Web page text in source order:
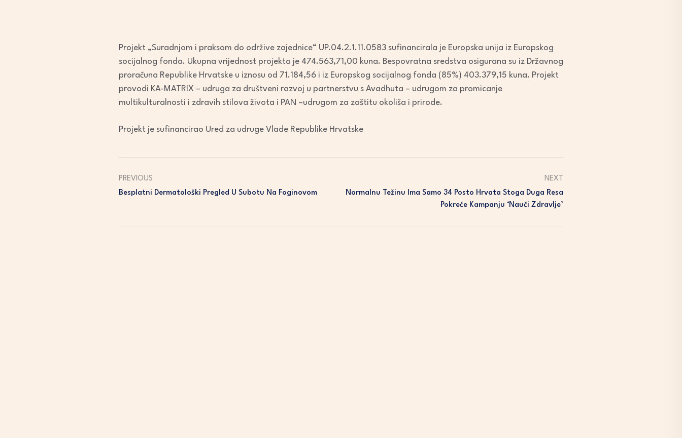
Projekt „Suradnjom i praksom do održive zajednice“ UP.04.2.1.11.0583 sufinancirala je Europska unija iz Europskog
socijalnog fonda. Ukupna vrijednost projekta je 474.563,71,00 kuna. Bespovratna sredstva osigurana su iz Državnog
proračuna Republike Hrvatske u iznosu od 71.184,56 i iz Europskog socijalnog fonda (85%) 403.379,15 kuna. Projekt
provodi KA-MATRIX – udruga za društveni razvoj u partnerstvu s Avadhuta – udrugom za promicanje
multikulturalnosti i zdravih stilova života i PAN –udrugom za zaštitu okoliša i prirode.
Projekt je sufinancirao Ured za udruge Vlade Republike Hrvatske
PREVIOUS
Besplatni Dermatološki Pregled U Subotu Na Foginovom
NEXT
Normalnu Težinu Ima Samo 34 Posto Hrvata Stoga Duga Resa
Pokreće Kampanju ‘Nauči Zdravlje’